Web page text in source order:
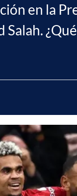
en la